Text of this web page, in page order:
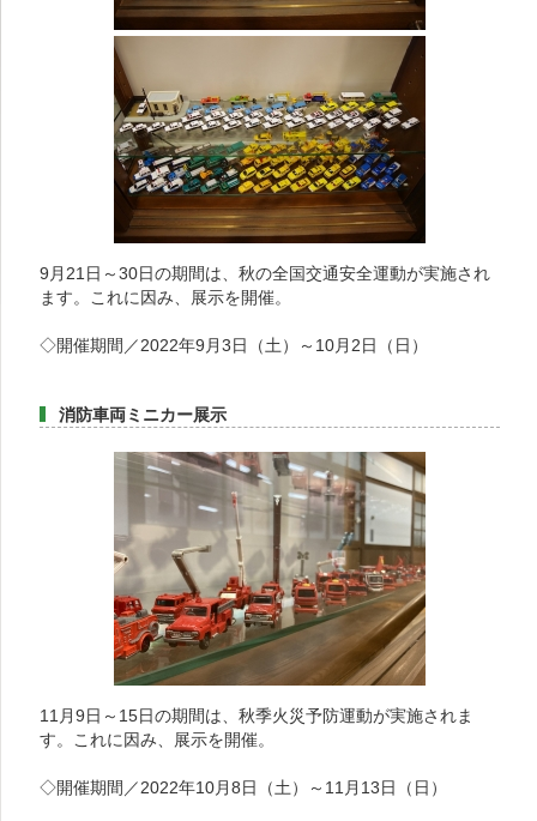
9月21日～30日の期間は、秋の全国交通安全運動が実施され
ます。これに因み、展示を開催。
◇開催期間／2022年9月3日（土）～10月2日（日）
消防車両ミニカー展示
11月9日～15日の期間は、秋季火災予防運動が実施されま
す。これに因み、展示を開催。
◇開催期間／2022年10月8日（土）～11月13日（日）